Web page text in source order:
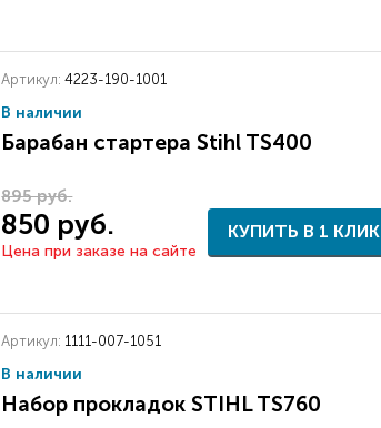
Артикул: 4223-190-1001
В наличии
Барабан стартера Stihl TS400
895 руб.
850 руб.
Цена при заказе на сайте
КУПИТЬ В 1 КЛИК
Артикул: 1111-007-1051
В наличии
Набор прокладок STIHL TS760